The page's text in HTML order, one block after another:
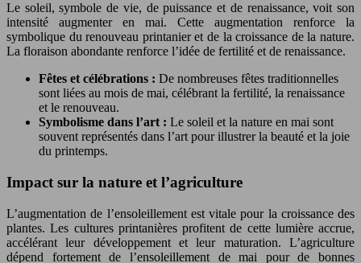
Le soleil, symbole de vie, de puissance et de renaissance, voit son
intensité augmenter en mai. Cette augmentation renforce la
symbolique du renouveau printanier et de la croissance de la nature.
La floraison abondante renforce l’idée de fertilité et de renaissance.
Fêtes et célébrations : De nombreuses fêtes traditionnelles
sont liées au mois de mai, célébrant la fertilité, la renaissance
et le renouveau.
Symbolisme dans l’art : Le soleil et la nature en mai sont
souvent représentés dans l’art pour illustrer la beauté et la joie
du printemps.
Impact sur la nature et l’agriculture
L’augmentation de l’ensoleillement est vitale pour la croissance des
plantes. Les cultures printanières profitent de cette lumière accrue,
accélérant leur développement et leur maturation. L’agriculture
dépend fortement de l’ensoleillement de mai pour de bonnes